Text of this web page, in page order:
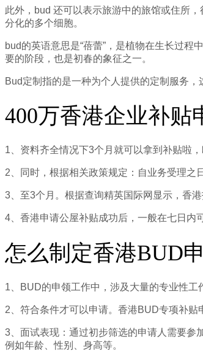
此外，bud 还可以表示旅游中的旅馆或住所
分化的多个细胞。
bud的英语意思是“蓓蕾”，是植物在生长过
要的阶段，也是初春的象征之一。
Bud定制指的是一种为个人提供的定制服务
400万香港企业补贴
1、资料齐全情况下3个月就可以拿到补贴啦
2、同时，根据相关政策规定：自业务受理之
3、至3个月。根据查询精英国际网显示，香
4、香港申请公屋补贴成功后，一般在七日内
怎么制定香港BUD
1、BUD的申领工作中，涉及大量的专业性工
2、符合条件才可以申请。香港BUD专项补贴
3、面试表现：通过初步筛选的申请人需要参
例如年龄、性别、身高等。